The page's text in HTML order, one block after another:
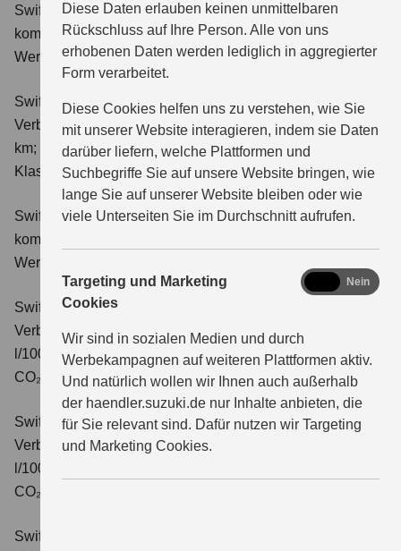
Diese Daten erlauben keinen unmittelbaren
Rückschluss auf Ihre Person. Alle von uns
erhobenen Daten werden lediglich in aggregierter
Form verarbeitet.
Diese Cookies helfen uns zu verstehen, wie Sie
mit unserer Website interagieren, indem sie Daten
darüber liefern, welche Plattformen und
Suchbegriffe Sie auf unsere Website bringen, wie
lange Sie auf unserer Website bleiben oder wie
viele Unterseiten Sie im Durchschnitt aufrufen.
Targeting und Marketing
Cookies
Wir sind in sozialen Medien und durch
Werbekampagnen auf weiteren Plattformen aktiv.
Und natürlich wollen wir Ihnen auch außerhalb
der haendler.suzuki.de nur Inhalte anbieten, die
für Sie relevant sind. Dafür nutzen wir Targeting
und Marketing Cookies.
marketing
Nein
Swift 1.2 DUALJET HYBRID ClubVerbrauchswerte:
kombinierter Energieverbrauch 4,4 l/100km; kombinierter
Wert der CO₂-Emission: 98 g/km; CO₂-Klasse: C.
Swift 1.2 DUALJET HYBRID ALLGRIP Club
Verbrauchswerte: kombinierter Energieverbrauch 4,9 l/100
km; kombinierter Wert der CO₂-Emission: 111 g/km; CO₂-
Klasse: C.
Swift 1.2 DUALJET HYBRID ComfortVerbrauchswerte:
kombinierter Energieverbrauch 4,4 l/100km; kombinierter
Wert der CO₂-Emission: 99 g/km; CO₂-Klasse: C.
Swift 1.2 DUALJET HYBRID CVT Comfort
Verbrauchswerte: kombinierter Energieverbrauch 4,7
l/100km; kombinierter Wert der CO₂-Emission: 106 g/km;
CO₂-Klasse: C.
Swift 1.2 DUALJET HYBRID ALLGRIP Comfort
Verbrauchswerte: kombinierter Energieverbrauch 4,9
l/100km; kombinierter Wert der CO₂-Emission: 110 g/km;
CO₂-Klasse: C.
Swift 1.2 DUALJET HYBRID Comfort+